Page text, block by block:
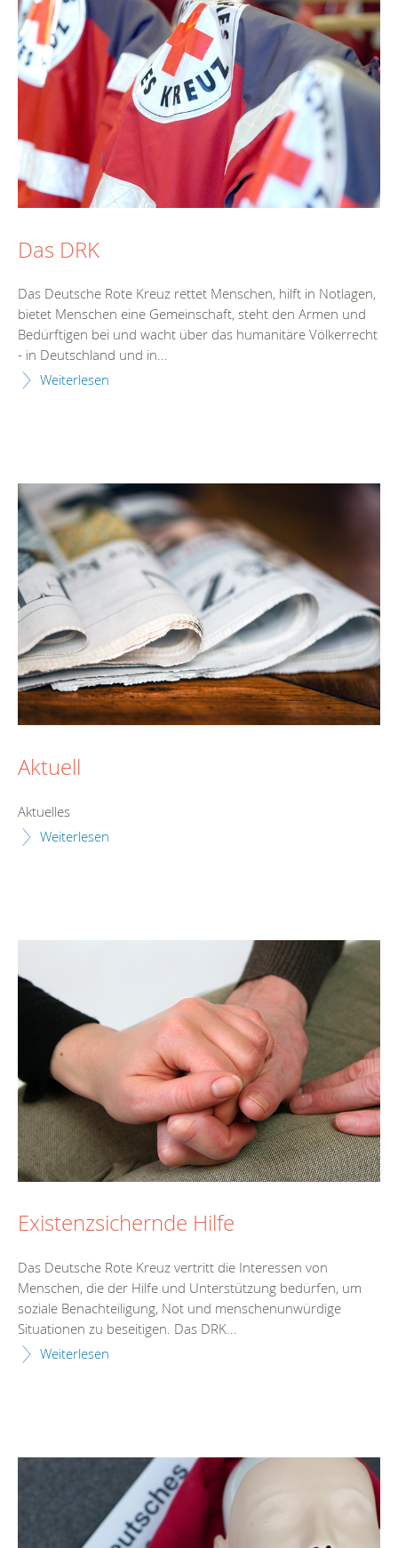
Das DRK
Das Deutsche Rote Kreuz rettet Menschen, hilft in Notlagen,
bietet Menschen eine Gemeinschaft, steht den Armen und
Bedürftigen bei und wacht über das humanitäre Völkerrecht
- in Deutschland und in...
Weiterlesen
Aktuell
Aktuelles
Weiterlesen
Existenzsichernde Hilfe
Das Deutsche Rote Kreuz vertritt die Interessen von
Menschen, die der Hilfe und Unterstützung bedürfen, um
soziale Benachteiligung, Not und menschenunwürdige
Situationen zu beseitigen. Das DRK...
Weiterlesen